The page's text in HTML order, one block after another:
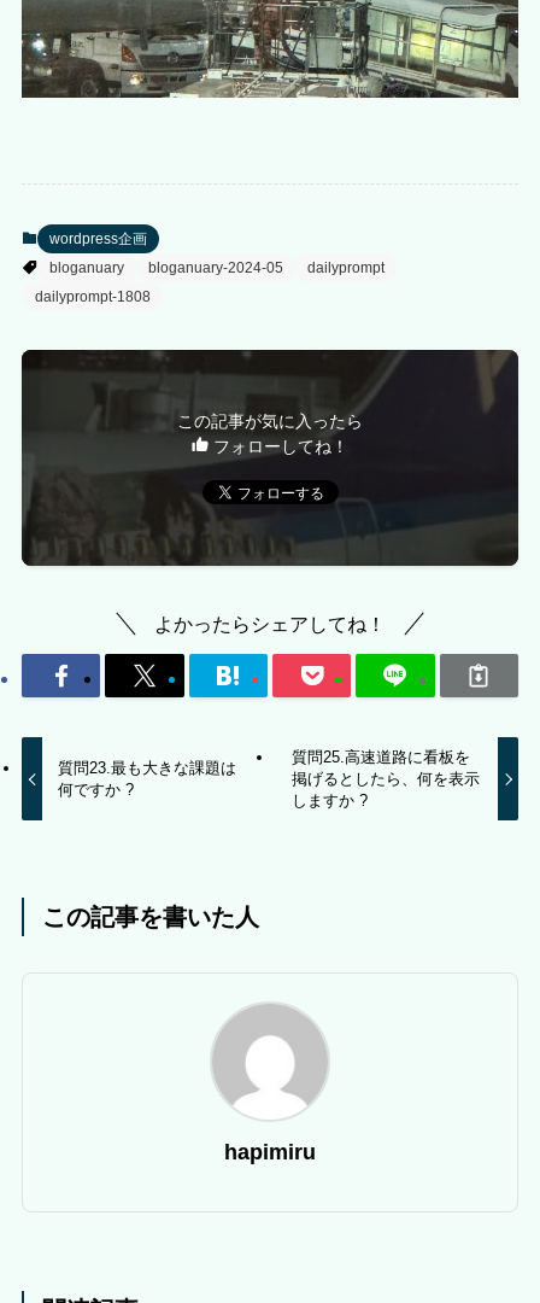
wordpress企画
bloganuary
bloganuary-2024-05
dailyprompt
dailyprompt-1808
この記事が気に入ったら
フォローしてね！
よかったらシェアしてね！
質問23.最も大きな課題は
何ですか ?
質問25.高速道路に看板を
掲げるとしたら、何を表示
しますか ?
この記事を書いた人
hapimiru